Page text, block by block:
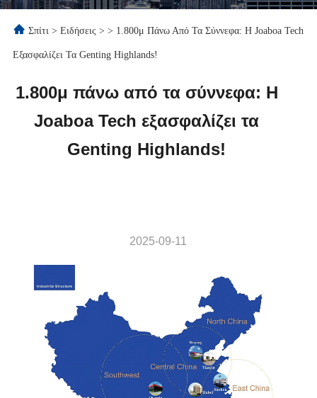
Σπίτι > Ειδήσεις > > 1.800μ Πάνω Από Τα Σύννεφα: Η Joaboa Tech
Εξασφαλίζει Τα Genting Highlands!
1.800μ πάνω από τα σύννεφα: Η
Joaboa Tech εξασφαλίζει τα
Genting Highlands!
2025-09-11